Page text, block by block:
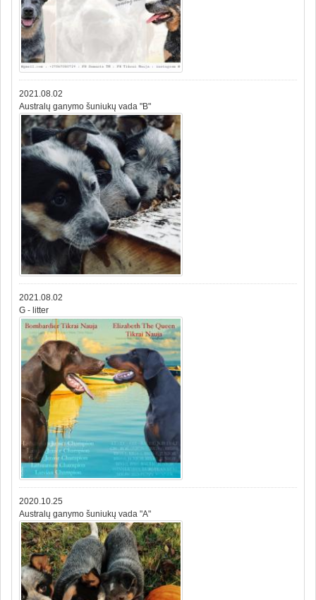
2021.08.02
Australų ganymo šuniukų vada "B"
2021.08.02
G - litter
2020.10.25
Australų ganymo šuniukų vada "A"